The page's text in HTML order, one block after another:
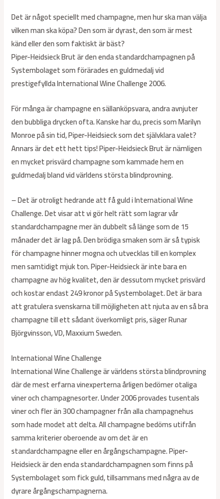
Det är något speciellt med champagne, men hur ska man välja
vilken man ska köpa? Den som är dyrast, den som är mest
känd eller den som faktiskt är bäst?
Piper-Heidsieck Brut är den enda standardchampagnen på
Systembolaget som förärades en guldmedalj vid
prestigefyllda International Wine Challenge 2006.
För många är champagne en sällanköpsvara, andra avnjuter
den bubbliga drycken ofta. Kanske har du, precis som Marilyn
Monroe på sin tid, Piper-Heidsieck som det självklara valet?
Annars är det ett hett tips! Piper-Heidsieck Brut är nämligen
en mycket prisvärd champagne som kammade hem en
guldmedalj bland vid världens största blindprovning.
– Det är otroligt hedrande att få guld i International Wine
Challenge. Det visar att vi gör helt rätt som lagrar vår
standardchampagne mer än dubbelt så länge som de 15
månader det är lag på. Den brödiga smaken som är så typisk
för champagne hinner mogna och utvecklas till en komplex
men samtidigt mjuk ton. Piper-Heidsieck är inte bara en
champagne av hög kvalitet, den är dessutom mycket prisvärd
och kostar endast 249 kronor på Systembolaget. Det är bara
att gratulera svenskarna till möjligheten att njuta av en så bra
champagne till ett sådant överkomligt pris, säger Runar
Björgvinsson, VD, Maxxium Sweden.
International Wine Challenge
International Wine Challenge är världens största blindprovning
där de mest erfarna vinexperterna årligen bedömer otaliga
viner och champagnesorter. Under 2006 provades tusentals
viner och fler än 300 champagner från alla champagnehus
som hade modet att delta. All champagne bedöms utifrån
samma kriterier oberoende av om det är en
standardchampagne eller en årgångschampagne. Piper-
Heidsieck är den enda standardchampagnen som finns på
Systembolaget som fick guld, tillsammans med några av de
dyrare årgångschampagnerna.